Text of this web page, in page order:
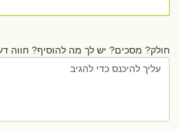
חולק? מסכים? יש לך מה להוסיף? חווה